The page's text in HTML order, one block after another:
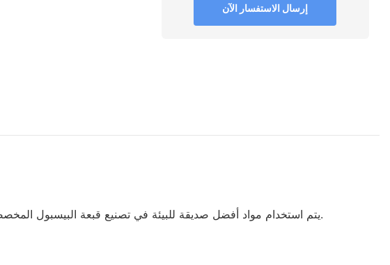
إرسال الاستفسار الآن
يتم استخدام مواد أفضل صديقة للبيئة في تصنيع قبعة البيسبول المخصصة. يتم تنفيذ وتحسين نظام مراقبة الجودة من أجل تحسين جودة هذا المنتج. المنتج يجد تطبيقه في مختلف الصناعات.